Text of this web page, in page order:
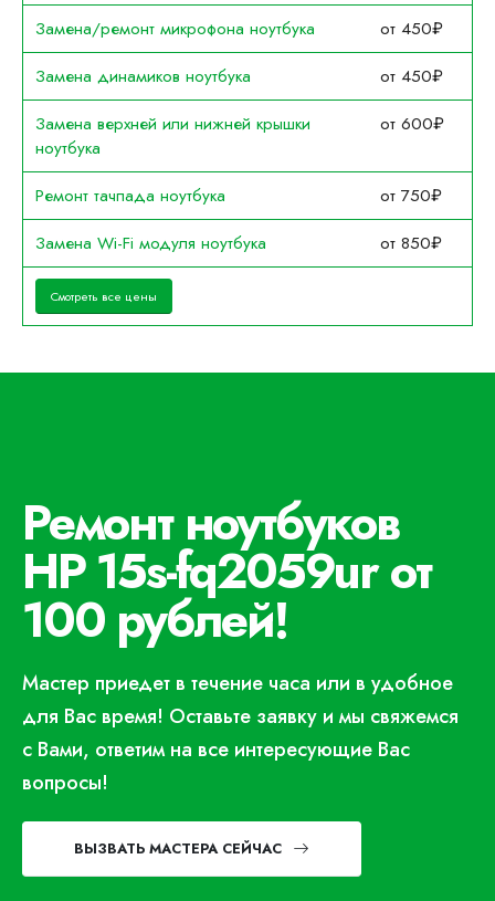
Замена/ремонт микрофона ноутбука
от 450₽
Замена динамиков ноутбука
от 450₽
Замена верхней или нижней крышки
ноутбука
от 600₽
Ремонт тачпада ноутбука
от 750₽
Замена Wi-Fi модуля ноутбука
от 850₽
Смотреть все цены
Ремонт ноутбуков
HP 15s-fq2059ur от
100 рублей!
Мастер приедет в течение часа или в удобное
для Вас время! Оставьте заявку и мы свяжемся
с Вами, ответим на все интересующие Вас
вопросы!
ВЫЗВАТЬ МАСТЕРА СЕЙЧАС